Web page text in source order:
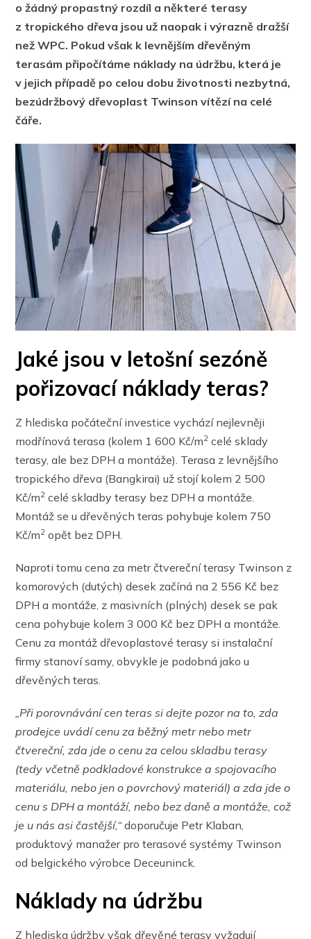
o žádný propastný rozdíl a některé terasy
z tropického dřeva jsou už naopak i výrazně dražší
než WPC. Pokud však k levnějším dřevěným
terasám připočítáme náklady na údržbu, která je
v jejich případě po celou dobu životnosti nezbytná,
bezúdržbový dřevoplast Twinson vítězí na celé
čáře.
Jaké jsou v letošní sezóně
pořizovací náklady teras?
Z hlediska počáteční investice vychází nejlevněji
modřínová terasa (kolem 1 600 Kč/m2 celé sklady
terasy, ale bez DPH a montáže). Terasa z levnějšího
tropického dřeva (Bangkirai) už stojí kolem 2 500
Kč/m2 celé skladby terasy bez DPH a montáže.
Montáž se u dřevěných teras pohybuje kolem 750
Kč/m2 opět bez DPH.
Naproti tomu cena za metr čtvereční terasy Twinson z
komorových (dutých) desek začíná na 2 556 Kč bez
DPH a montáže, z masivních (plných) desek se pak
cena pohybuje kolem 3 000 Kč bez DPH a montáže.
Cenu za montáž dřevoplastové terasy si instalační
firmy stanoví samy, obvykle je podobná jako u
dřevěných teras.
„Při porovnávání cen teras si dejte pozor na to, zda
prodejce uvádí cenu za běžný metr nebo metr
čtvereční, zda jde o cenu za celou skladbu terasy
(tedy včetně podkladové konstrukce a spojovacího
materiálu, nebo jen o povrchový materiál) a zda jde o
cenu s DPH a montáží, nebo bez daně a montáže, což
je u nás asi častější,“ doporučuje Petr Klaban,
produktový manažer pro terasové systémy Twinson
od belgického výrobce Deceuninck.
Náklady na údržbu
Z hlediska údržby však dřevěné terasy vyžadují